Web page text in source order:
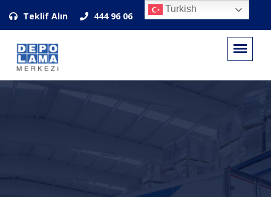
Teklif Alın 444 96 06
Turkish